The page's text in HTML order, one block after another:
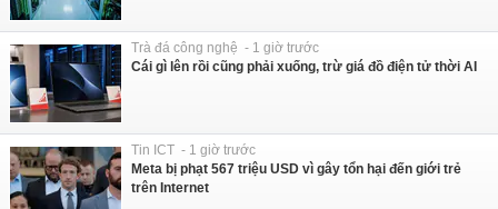
Trà đá công nghệ - 1 giờ trước
Cái gì lên rồi cũng phải xuống, trừ giá đồ điện tử thời AI
Tin ICT - 1 giờ trước
Meta bị phạt 567 triệu USD vì gây tổn hại đến giới trẻ
trên Internet